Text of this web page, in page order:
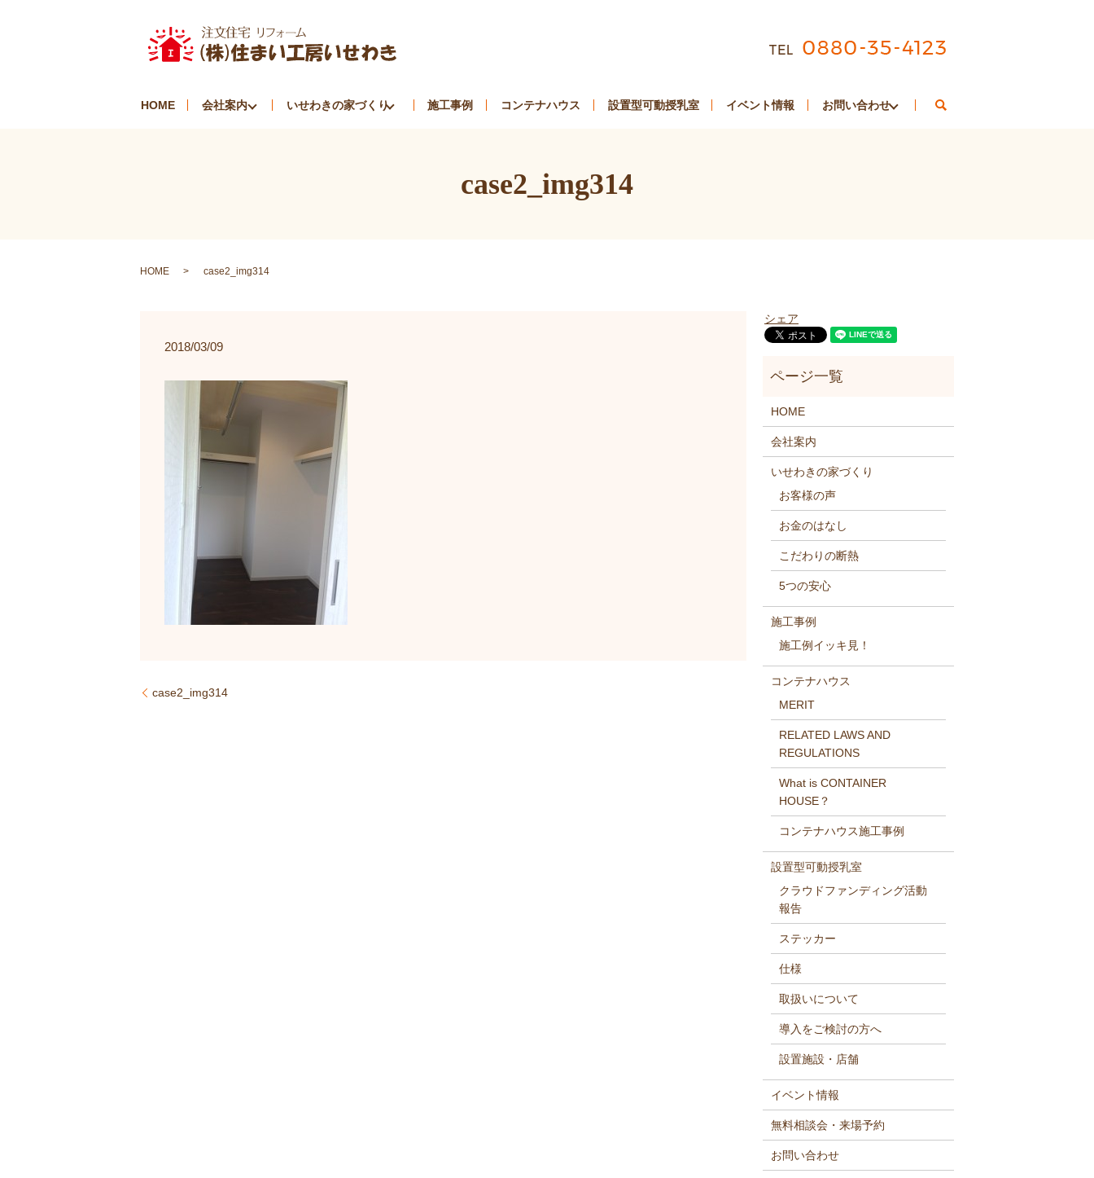
HOME 会社案内 いせわきの家づくり 施工事例 コンテナハウス 設置型可動授乳室 イベント情報 お問い合わせ
case2_img314
HOME case2_img314
2018/03/09
case2_img314
シェア
HOME
会社案内
いせわきの家づくり
お客様の声
お金のはなし
こだわりの断熱
5つの安心
施工事例
施工例イッキ見！
コンテナハウス
MERIT
RELATED LAWS AND
REGULATIONS
What is CONTAINER
HOUSE？
コンテナハウス施工事例
設置型可動授乳室
クラウドファンディング活動
報告
ステッカー
仕様
取扱いについて
導入をご検討の方へ
設置施設・店舗
イベント情報
無料相談会・来場予約
お問い合わせ